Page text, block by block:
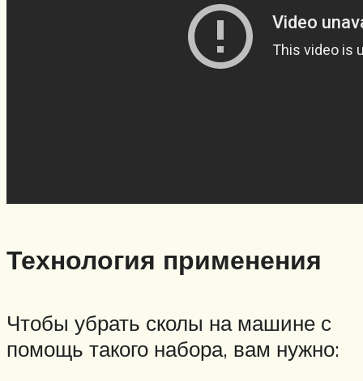
Технология применения
Чтобы убрать сколы на машине с
помощь такого набора, вам нужно: